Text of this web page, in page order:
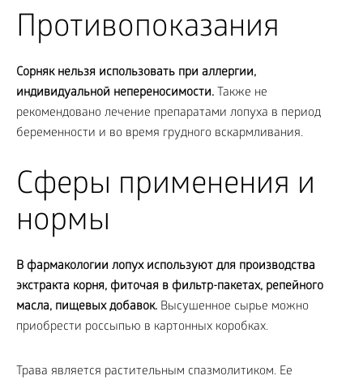
Противопоказания
Сорняк нельзя использовать при аллергии,
индивидуальной непереносимости. Также не
рекомендовано лечение препаратами лопуха в период
беременности и во время грудного вскармливания.
Сферы применения и
нормы
В фармакологии лопух используют для производства
экстракта корня, фиточая в фильтр-пакетах, репейного
масла, пищевых добавок. Высушенное сырье можно
приобрести россыпью в картонных коробках.
Трава является растительным спазмолитиком. Ее